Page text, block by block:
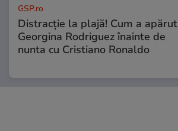
GSP.ro
Distracție la plajă! Cum a apărut
Georgina Rodriguez înainte de
nunta cu Cristiano Ronaldo